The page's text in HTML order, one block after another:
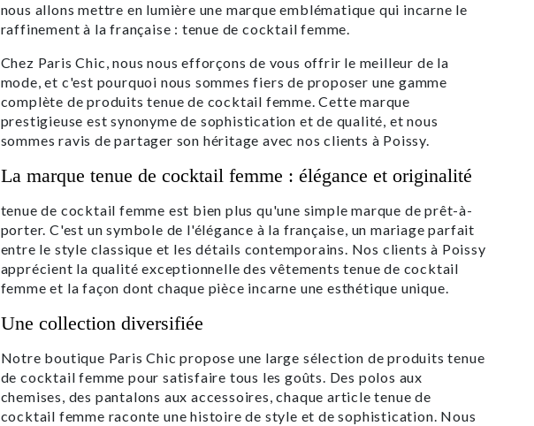
nous allons mettre en lumière une marque emblématique qui incarne le
raffinement à la française : tenue de cocktail femme.
Chez Paris Chic, nous nous efforçons de vous offrir le meilleur de la
mode, et c'est pourquoi nous sommes fiers de proposer une gamme
complète de produits tenue de cocktail femme. Cette marque
prestigieuse est synonyme de sophistication et de qualité, et nous
sommes ravis de partager son héritage avec nos clients à Poissy.
La marque tenue de cocktail femme : élégance et originalité
tenue de cocktail femme est bien plus qu'une simple marque de prêt-à-
porter. C'est un symbole de l'élégance à la française, un mariage parfait
entre le style classique et les détails contemporains. Nos clients à Poissy
apprécient la qualité exceptionnelle des vêtements tenue de cocktail
femme et la façon dont chaque pièce incarne une esthétique unique.
Une collection diversifiée
Notre boutique Paris Chic propose une large sélection de produits tenue
de cocktail femme pour satisfaire tous les goûts. Des polos aux
chemises, des pantalons aux accessoires, chaque article tenue de
cocktail femme raconte une histoire de style et de sophistication. Nous